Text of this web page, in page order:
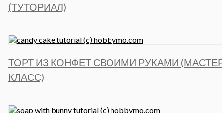
(ТУТОРИАЛ)
ТОРТ ИЗ КОНФЕТ СВОИМИ РУКАМИ
КЛАСС)